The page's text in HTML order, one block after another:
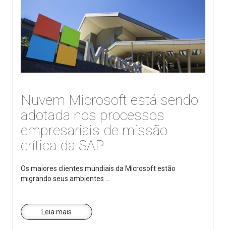
Nuvem Microsoft está sendo
adotada nos processos
empresariais de missão
crítica da SAP
Os maiores clientes mundiais da Microsoft estão
migrando seus ambientes ...
Leia mais